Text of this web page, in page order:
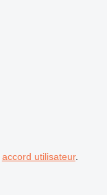
accord utilisateur.